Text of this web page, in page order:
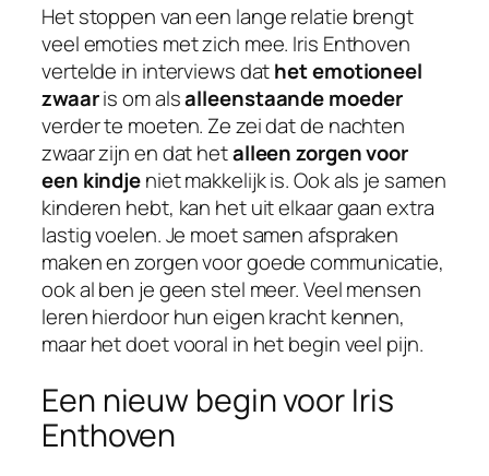
Het stoppen van een lange relatie brengt
veel emoties met zich mee. Iris Enthoven
vertelde in interviews dathet emotioneel
zwaaris om alsalleenstaande moeder
verder te moeten. Ze zei dat de nachten
zwaar zijn en dat hetalleen zorgen voor
een kindjeniet makkelijk is. Ook als je samen
kinderen hebt, kan het uit elkaar gaan extra
lastig voelen. Je moet samen afspraken
maken en zorgen voor goede communicatie,
ook al ben je geen stel meer. Veel mensen
leren hierdoor hun eigen kracht kennen,
maar het doet vooral in het begin veel pijn.
Een nieuw begin voor Iris
Enthoven